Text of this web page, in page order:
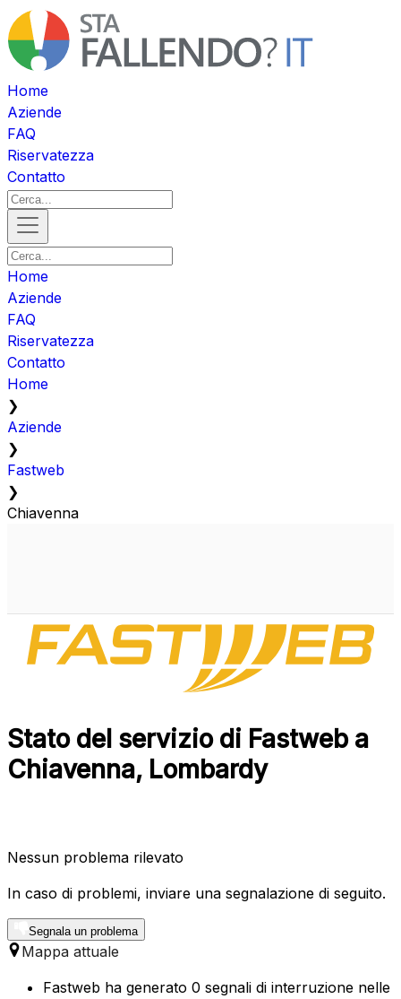
Home
Aziende
FAQ
Riservatezza
Contatto
Home
Aziende
FAQ
Riservatezza
Contatto
Home
❯
Aziende
❯
Fastweb
❯
Chiavenna
Stato del servizio di Fastweb a
Chiavenna, Lombardy
Nessun problema rilevato
In caso di problemi, inviare una segnalazione di seguito.
Segnala un problema
Mappa attuale
Fastweb ha generato 0 segnali di interruzione nelle